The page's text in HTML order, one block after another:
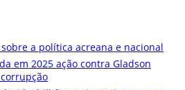
sobre a política acreana e nacional
em 2025 ação contra Gladson